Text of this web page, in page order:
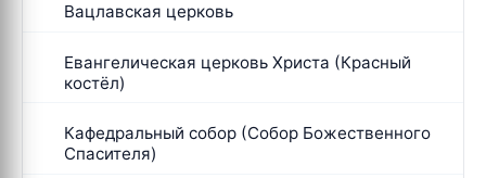
Вацлавская церковь
Евангелическая церковь Христа (Красный
костёл)
Кафедральный собор (Собор Божественного
Спасителя)